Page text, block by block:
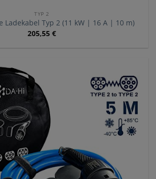
TYP 2
Ladekabel Typ 2 (11 kW | 16 A | 10 m)
205,55 €